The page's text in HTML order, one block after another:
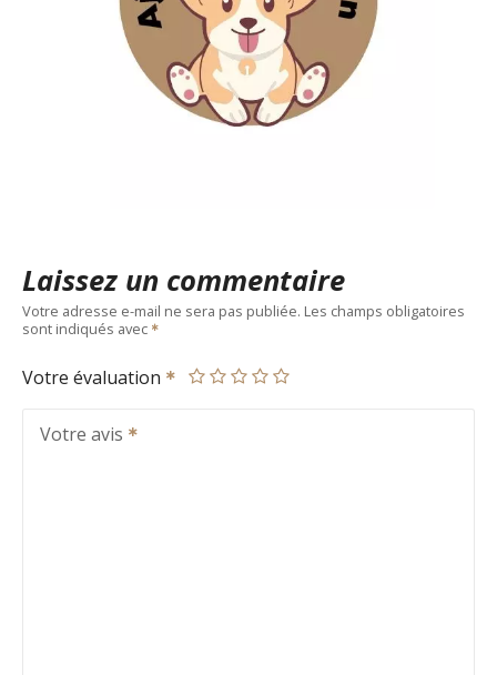
Laissez un commentaire
Votre adresse e-mail ne sera pas publiée. Les champs obligatoires
sont indiqués avec
Votre évaluation
Votre avis